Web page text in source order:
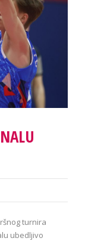
turnira
ubedljivo